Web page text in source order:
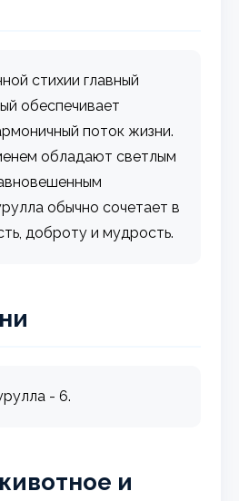
стихии главный
обеспечивает
поток жизни.
обладают светлым
обычно сочетает в
доброту и мудрость.
- 6.
и